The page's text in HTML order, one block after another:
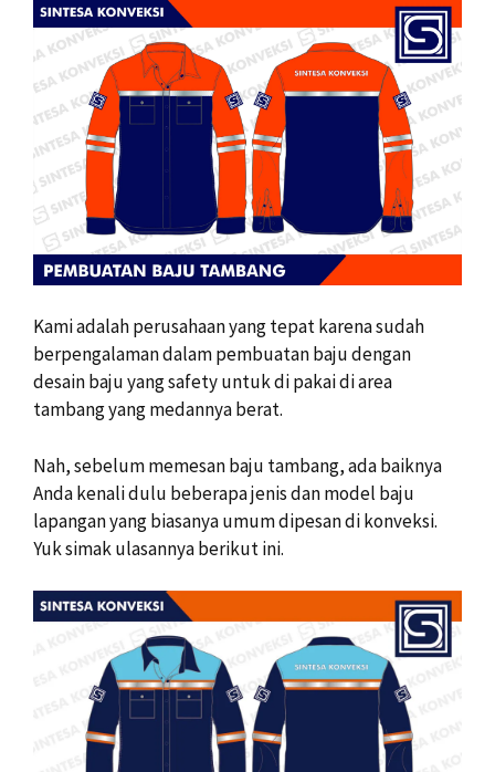
Kami adalah perusahaan yang tepat karena sudah
berpengalaman dalam pembuatan baju dengan
desain baju yang safety untuk di pakai di area
tambang yang medannya berat.
Nah, sebelum memesan baju tambang, ada baiknya
Anda kenali dulu beberapa jenis dan model baju
lapangan yang biasanya umum dipesan di konveksi.
Yuk simak ulasannya berikut ini.